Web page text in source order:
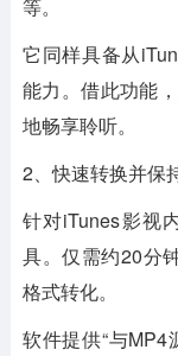
等。
它同样具备从
能力。借此功能
地畅享聆听。
2、快速转换并保
针对iTunes影视
具。仅需约20分
格式转化。
软件提供“与MP4